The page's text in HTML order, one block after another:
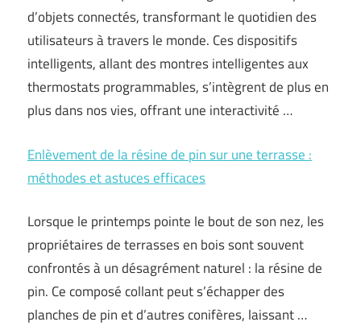
d’objets connectés, transformant le quotidien des
utilisateurs à travers le monde. Ces dispositifs
intelligents, allant des montres intelligentes aux
thermostats programmables, s’intègrent de plus en
plus dans nos vies, offrant une interactivité …
Enlèvement de la résine de pin sur une terrasse :
méthodes et astuces efficaces
Lorsque le printemps pointe le bout de son nez, les
propriétaires de terrasses en bois sont souvent
confrontés à un désagrément naturel : la résine de
pin. Ce composé collant peut s’échapper des
planches de pin et d’autres conifères, laissant …